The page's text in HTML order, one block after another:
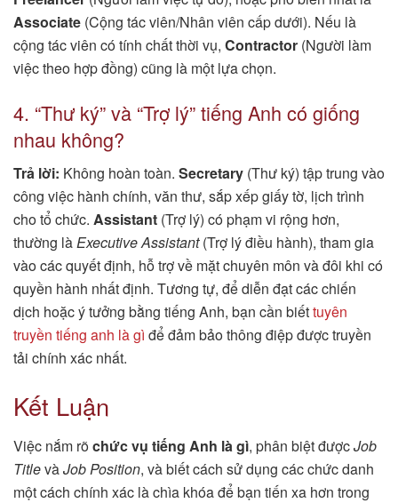
Associate (Cộng tác viên/Nhân viên cấp dưới). Nếu là
cộng tác viên có tính chất thời vụ, Contractor (Người làm
việc theo hợp đồng) cũng là một lựa chọn.
4. “Thư ký” và “Trợ lý” tiếng Anh có giống
nhau không?
Trả lời: Không hoàn toàn. Secretary (Thư ký) tập trung vào
công việc hành chính, văn thư, sắp xếp giấy tờ, lịch trình
cho tổ chức. Assistant (Trợ lý) có phạm vi rộng hơn,
thường làExecutive Assistant(Trợ lý điều hành), tham gia
vào các quyết định, hỗ trợ về mặt chuyên môn và đôi khi có
quyền hành nhất định. Tương tự, để diễn đạt các chiến
dịch hoặc ý tưởng bằng tiếng Anh, bạn cần biếttuyên
truyền tiếng anh là gì để đảm bảo thông điệp được truyền
tải chính xác nhất.
Kết Luận
Việc nắm rõchức vụ tiếng Anh là gì, phân biệt đượcJob
TitlevàJob Position, và biết cách sử dụng các chức danh
một cách chính xác là chìa khóa để bạn tiến xa hơn trong